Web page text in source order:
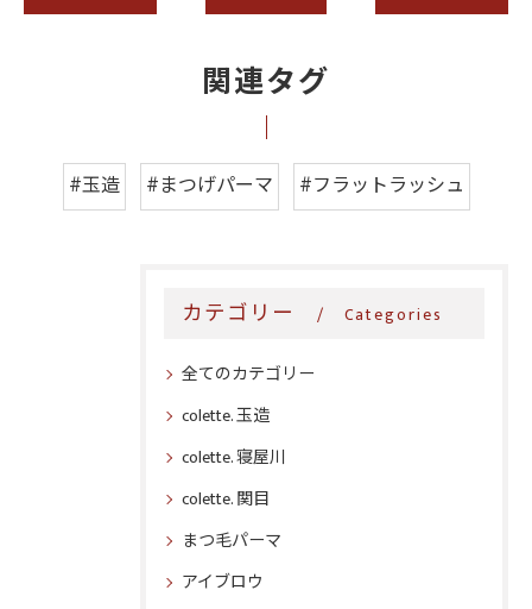
関連タグ
#玉造 #まつげパーマ #フラットラッシュ
カテゴリー Categories
全てのカテゴリー
colette. 玉造
colette. 寝屋川
colette. 関目
まつ毛パーマ
アイブロウ